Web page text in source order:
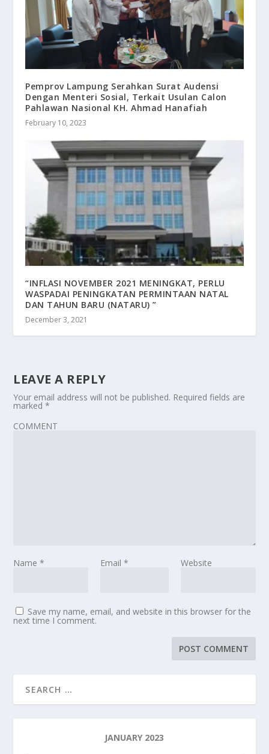
Pemprov Lampung Serahkan Surat Audensi
Dengan Menteri Sosial, Terkait Usulan Calon
Pahlawan Nasional KH. Ahmad Hanafiah
February 10, 2023
“INFLASI NOVEMBER 2021 MENINGKAT, PERLU
WASPADAI PENINGKATAN PERMINTAAN NATAL
DAN TAHUN BARU (NATARU) ”
December 3, 2021
LEAVE A REPLY
Your email address will not be published. Required fields are
marked*
COMMENT
Name* Email * Website
Save my name, email, and website in this browser for the
next time I comment.
JANUARY 2023